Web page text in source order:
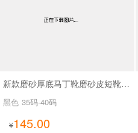
新款磨砂厚底马丁靴磨砂皮短靴SA7062
黑色 35码-40码
¥145.00